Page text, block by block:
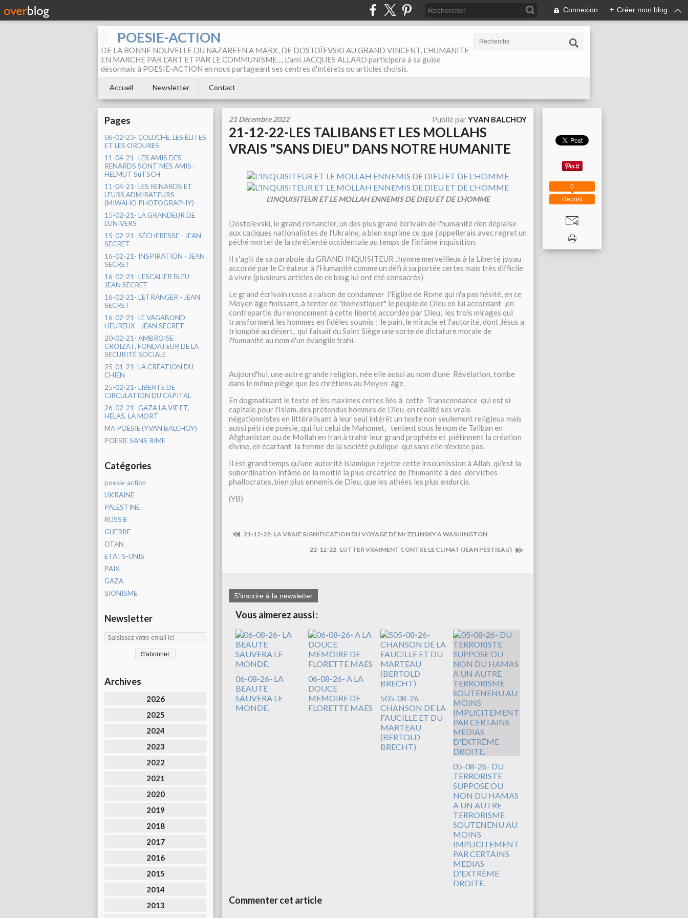
Connexion + Créer mon blog
POESIE-ACTION
DE LA BONNE NOUVELLE DU NAZAREEN A MARX, DE DOSTOÏEVSKI AU GRAND VINCENT, L'HUMANITE
EN MARCHE PAR L'ART ET PAR LE COMMUNISME..., L'ami JACQUES ALLARD participera à sa guise
désormais à POESIE-ACTION en nous partageant ses centres d'intérets ou articles choisis.
Accueil Newsletter Contact
Pages
06-02-23- COLUCHE, LES ÉLITES
ET LES ORDURES
11-04-21- LES AMIS DES
RENARDS SONT MES AMIS -
HELMUT SüTSCH
11-04-21- LES RENARDS ET
LEURS ADMIRATEURS
(MIWAHO PHOTOGRAPHY)
15-02-21- LA GRANDEUR DE
L'UNIVERS
15-02-21- SÉCHERESSE - JEAN
SECRET
16-02-21- INSPIRATION - JEAN
SECRET
16-02-21- L'ESCALIER BLEU -
JEAN SECRET
16-02-21- L'ETRANGER - JEAN
SECRET
16-02-21- LE VAGABOND
HEUREUX - JEAN SECRET
20-02-21- AMBROISE
CROIZAT, FONDATEUR DE LA
SECURITÉ SOCIALE
25-01-21- LA CREATION DU
CHIEN
25-02-21- LIBERTE DE
CIRCULATION DU CAPITAL
26-02-21- GAZA LA VIE ET,
HELAS, LA MORT
MA POÉSIE (YVAN BALCHOY)
POESIE SANS RIME
Catégories
poesie-action
UKRAINE
PALESTINE
RUSSIE
GUERRE
OTAN
ETATS-UNIS
PAIX
GAZA
SIONISME
Newsletter
Archives
2026
2025
2024
2023
2022
2021
2020
2019
2018
2017
2016
2015
2014
2013
21 Décembre 2022 Publié parYVAN BALCHOY
21-12-22-LES TALIBANS ET LES MOLLAHS
VRAIS "SANS DIEU" DANS NOTRE HUMANITE
L'INQUISITEUR ET LE MOLLAH ENNEMIS DE DIEU ET DE L'HOMME
Dostoïevski, le grand romancier, un des plus grand écrivain de l'humanité n'en déplaise
aux caciques nationalistes de l'Ukraine, a bien exprime ce que j'appellerais avec regret un
péché mortel de la chrétienté occidentale au temps de l'infâme inquisition.
Il s'agit de sa parabole du GRAND INQUISITEUR , hymne merveilleux à la Liberté joyau
accordé par le Créateur à l'Humanité comme un défi à sa portée certes mais très difficile
à vivre (plusieurs articles de ce blog lui ont été consacrés)
Le grand écrivain russe a raison de condamner l'Eglise de Rome qui n'a pas hésité, en ce
Moyen âge finissant, à tenter de "domestiquer" le peuple de Dieu en lui accordant ,en
contrepartie du renoncement à cette liberté accordée par Dieu, les trois mirages qui
transforment les hommes en fidèles soumis : le pain, le miracle et l'autorité, dont Jésus a
triomphé au désert, qui faisait du Saint Siège une sorte de dictature morale de
l'humanité au nom d'un évangile trahi.
Aujourd'hui, une autre grande religion, née elle aussi au nom d'une Révélation, tombe
dans le même piège que les chrétiens au Moyen-âge.
En dogmatisant le texte et les maximes certes liés à cette Transcendance qui est si
capitale pour l'Islam, des prétendus hommes de Dieu, en réalité ses vrais
négationnistes en littéralisant à leur seul intérêt un texte non seulement religieux mais
aussi pétri de poésie, qui fut celui de Mahomet, tentent sous le nom de Taliban en
Afghanistan ou de Mollah en Iran à trahir leur grand prophète et piétinnent la création
divine, en écartant la femme de la société publique qui sans elle n'existe pas.
Il est grand temps qu'une autorité islamique rejette cette insoumission à Allah qu'est la
subordination infâme de la moitié la plus créatrice de l'humanité à des derviches
phallocrates, bien plus ennemis de Dieu, que les athées les plus endurcis.
(YB)
21-12-22- LA VRAIE SIGNIFICATION DU VOYAGE DE Mr ZELINSKY A WASHINGTON
22-12-22- LUTTER VRAIMENT CONTRE LE CLIMAT (JEAN PESTIEAU)
S'inscrire à la newsletter
Vous aimerez aussi :
06-08-26- LA
BEAUTE
SAUVERA LE
MONDE.
06-08-26- A LA
DOUCE
MEMOIRE DE
FLORETTE MAES
505-08-26-
CHANSON DE LA
FAUCILLE ET DU
MARTEAU
(BERTOLD
BRECHT)
05-08-26- DU
TERRORISTE
SUPPOSE OU
NON DU HAMAS
A UN AUTRE
TERRORISME
SOUTENENU AU
MOINS
IMPLICITEMENT
PAR CERTAINS
MEDIAS
D'EXTRÊME
DROITE.
Commenter cet article
Repost
0